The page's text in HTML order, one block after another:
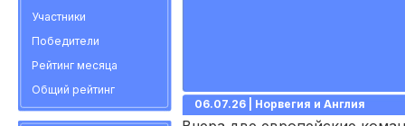
Участники
Победители
Рейтинг месяца
Общий рейтинг
06.07.26 | Норвегия и Англия